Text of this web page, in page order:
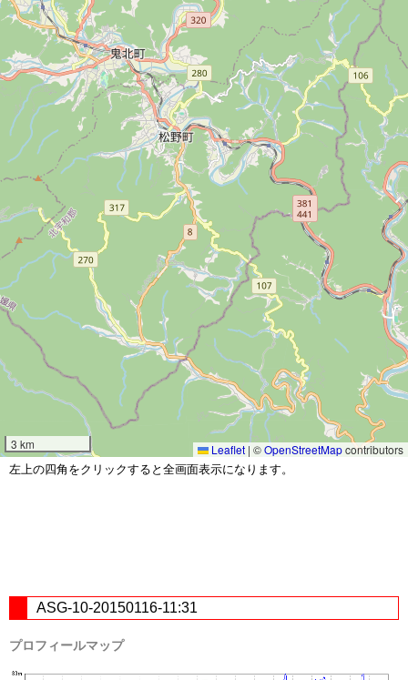
3 km Leaflet | ©OpenStreetMapcontributors
左上の四角をクリックすると全画面表示になります。
ASG-10-20150116-11:31
プロフィールマップ